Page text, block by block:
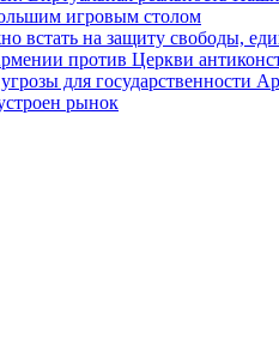
игровым столом
встать на защиту свободы,
против Церкви
для государственности
рынок